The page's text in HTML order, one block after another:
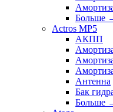
Больше
Actros MP5
АКПП
Антенна
Бак
Больше